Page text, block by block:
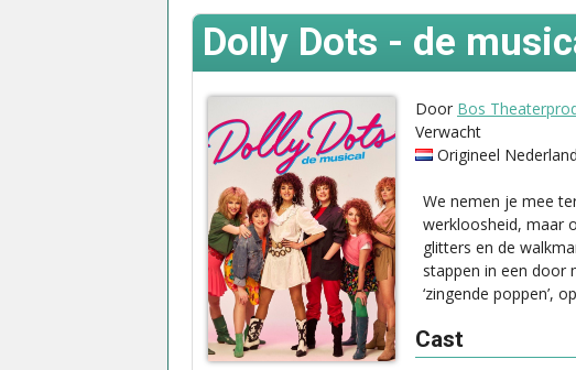
Statistieken
Dolly Dots - de
Door Bos
Verwacht
Origineel
We nemen je mee
werkloosheid, maar
glitters en de
stappen in een door
‘zingende poppen’,
Cast